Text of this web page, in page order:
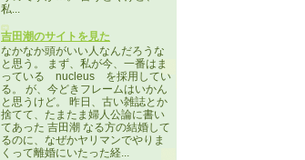
私...
吉田潮のサイトを見た
なかなか頭がいい人なんだろうな
と思う。 まず、私が今、一番はま
っている nucleus を採用してい
る。 が、今どきフレームはいかん
と思うけど。 昨日、古い雑誌とか
捨てて、たまたま婦人公論に書い
てあった 吉田潮 なる方の結婚して
るのに、なぜかヤリマンでやりま
くって離婚にいたった経...